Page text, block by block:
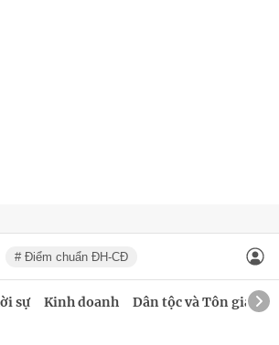
# Điểm chuẩn ĐH-CĐ
sự Kinh doanh Dân tộc và Tôn giáo